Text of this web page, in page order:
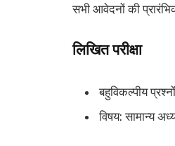
सभी आवेदनों की
लिखित परीक्षा
बहुविकल्पीय
विषय: सामान्य